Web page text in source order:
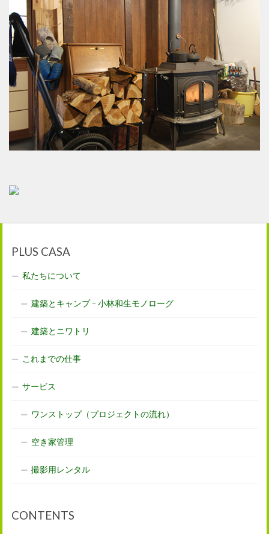
PLUS CASA
私たちについて
建築とキャンプ – 小林和生モノローグ
建築とニワトリ
これまでの仕事
サービス
ワンストップ（プロジェクトの流れ）
空き家管理
撮影用レンタル
CONTENTS